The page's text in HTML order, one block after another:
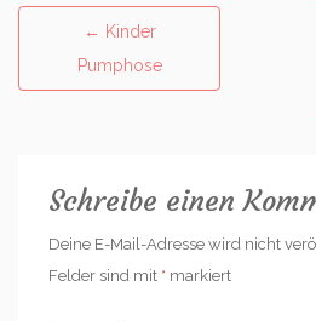
Post
navigation
← Kinder
Pumphose
Schreibe einen
Deine E-Mail-Adresse wird nicht
Felder sind mit * markiert